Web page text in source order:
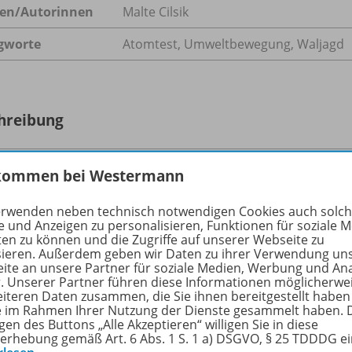
Autorinnen
Malte Cilsik
Atomtest, Umweltbewegung, Waljagd
fürs Leben – und für den Frieden“, so hat Irving Stowe
auf den Aleuten zu stoppen. Als die
aus in See stach, wusste die Crew nicht, dass dieser
sollte.
Inhalte der Ausgabe
bei Westermann
neben technisch notwendigen Cookies auch
und Anzeigen zu personalisieren, Funktionen für soziale
zu können und die Zugriffe auf unserer Webseite zu
Außerdem geben wir Daten zu ihrer Verwendung
an unsere Partner für soziale Medien, Werbung und
Unserer Partner führen diese Informationen
Daten zusammen, die Sie ihnen bereitgestellt
im Rahmen Ihrer Nutzung der Dienste gesammelt haben.
des Buttons „Alle Akzeptieren“ willigen Sie in diese
gemäß Art. 6 Abs. 1 S. 1 a) DSGVO, § 25 TDDDG